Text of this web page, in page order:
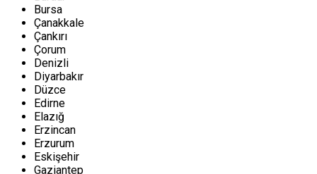
Bursa
Çanakkale
Çankırı
Çorum
Denizli
Diyarbakır
Düzce
Edirne
Elazığ
Erzincan
Erzurum
Eskişehir
Gaziantep